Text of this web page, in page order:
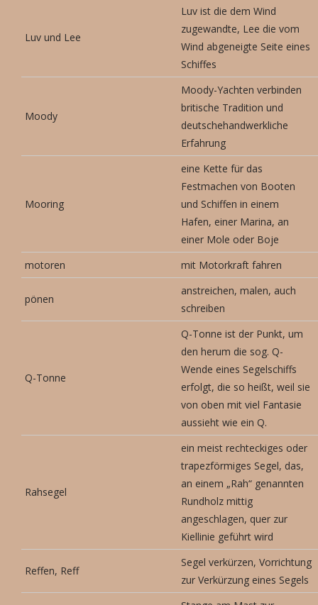
Luv und Lee
Luv ist die dem Wind
zugewandte, Lee die vom
Wind abgeneigte Seite eines
Schiffes
Moody
Moody-Yachten verbinden
britische Tradition und
deutschehandwerkliche
Erfahrung
Mooring
eine Kette für das
Festmachen von Booten
und Schiffen in einem
Hafen, einer Marina, an
einer Mole oder Boje
motoren
mit Motorkraft fahren
pönen
anstreichen, malen, auch
schreiben
Q-Tonne
Q-Tonne ist der Punkt, um
den herum die sog. Q-
Wende eines Segelschiffs
erfolgt, die so heißt, weil sie
von oben mit viel Fantasie
aussieht wie ein Q.
Rahsegel
ein meist rechteckiges oder
trapezförmiges Segel, das,
an einem „Rah“ genannten
Rundholz mittig
angeschlagen, quer zur
Kiellinie geführt wird
Reffen, Reff
Segel verkürzen, Vorrichtung
zur Verkürzung eines Segels